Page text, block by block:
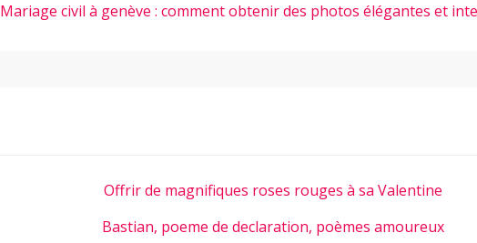
Mariage civil à genève : comment obtenir des photos élégantes et
Offrir de magnifiques roses rouges à sa Valentine
Bastian, poeme de declaration, poèmes amoureux